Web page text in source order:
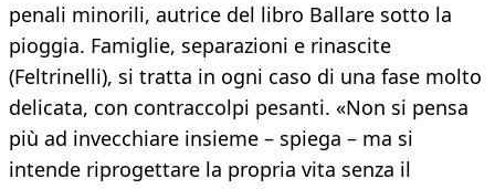
penali minorili, autrice del libro Ballare sotto la
pioggia. Famiglie, separazioni e rinascite
(Feltrinelli), si tratta in ogni caso di una fase molto
delicata, con contraccolpi pesanti. «Non si pensa
più ad invecchiare insieme – spiega – ma si
intende riprogettare la propria vita senza il